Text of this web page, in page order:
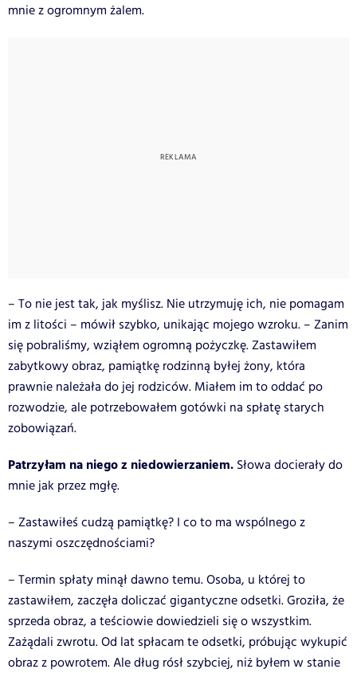
mnie z ogromnym żalem.
– To nie jest tak, jak myślisz. Nie utrzymuję ich, nie pomagam
im z litości – mówił szybko, unikając mojego wzroku. – Zanim
się pobraliśmy, wziąłem ogromną pożyczkę. Zastawiłem
zabytkowy obraz, pamiątkę rodzinną byłej żony, która
prawnie należała do jej rodziców. Miałem im to oddać po
rozwodzie, ale potrzebowałem gotówki na spłatę starych
zobowiązań.
Patrzyłam na niego z niedowierzaniem. Słowa docierały do
mnie jak przez mgłę.
– Zastawiłeś cudzą pamiątkę? I co to ma wspólnego z
naszymi oszczędnościami?
– Termin spłaty minął dawno temu. Osoba, u której to
zastawiłem, zaczęła doliczać gigantyczne odsetki. Groziła, że
sprzeda obraz, a teściowie dowiedzieli się o wszystkim.
Zażądali zwrotu. Od lat spłacam te odsetki, próbując wykupić
obraz z powrotem. Ale dług rósł szybciej, niż byłem w stanie